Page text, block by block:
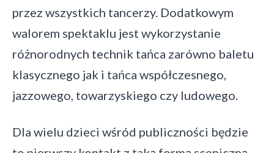
przez wszystkich tancerzy. Dodatkowym
walorem spektaklu jest wykorzystanie
różnorodnych technik tańca zarówno baletu
klasycznego jak i tańca współczesnego,
jazzowego, towarzyskiego czy ludowego.
Dla wielu dzieci wśród publiczności będzie